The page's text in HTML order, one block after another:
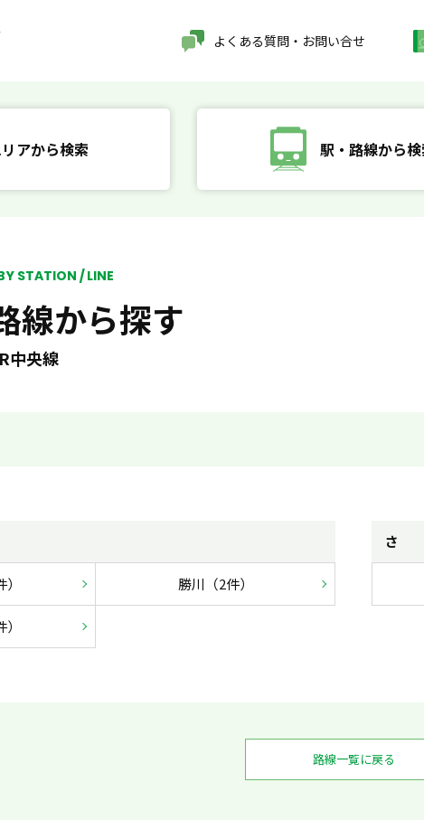
よくある質問・お問い合せ
アから検索 駅・路線から
STATION / LINE
線から探す
中央線
勝川（2件）
さ
路線一覧に戻る